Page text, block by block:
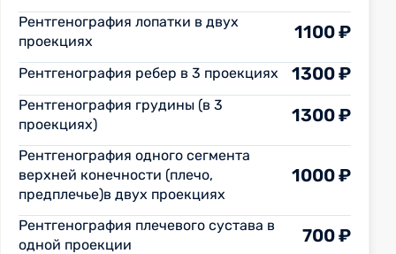
Рентгенография лопатки в двух
проекциях
1100 ₽
Рентгенография ребер в 3 проекциях 1300 ₽
Рентгенография грудины (в 3
проекциях)
1300 ₽
Рентгенография одного сегмента
верхней конечности (плечо,
предплечье)в двух проекциях
1000 ₽
Рентгенография плечевого сустава в
одной проекции
700 ₽